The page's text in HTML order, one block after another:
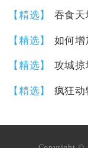
【精选】
【精选】 如何增
【精选】
【精选】 疯狂动